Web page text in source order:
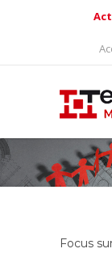
Focus